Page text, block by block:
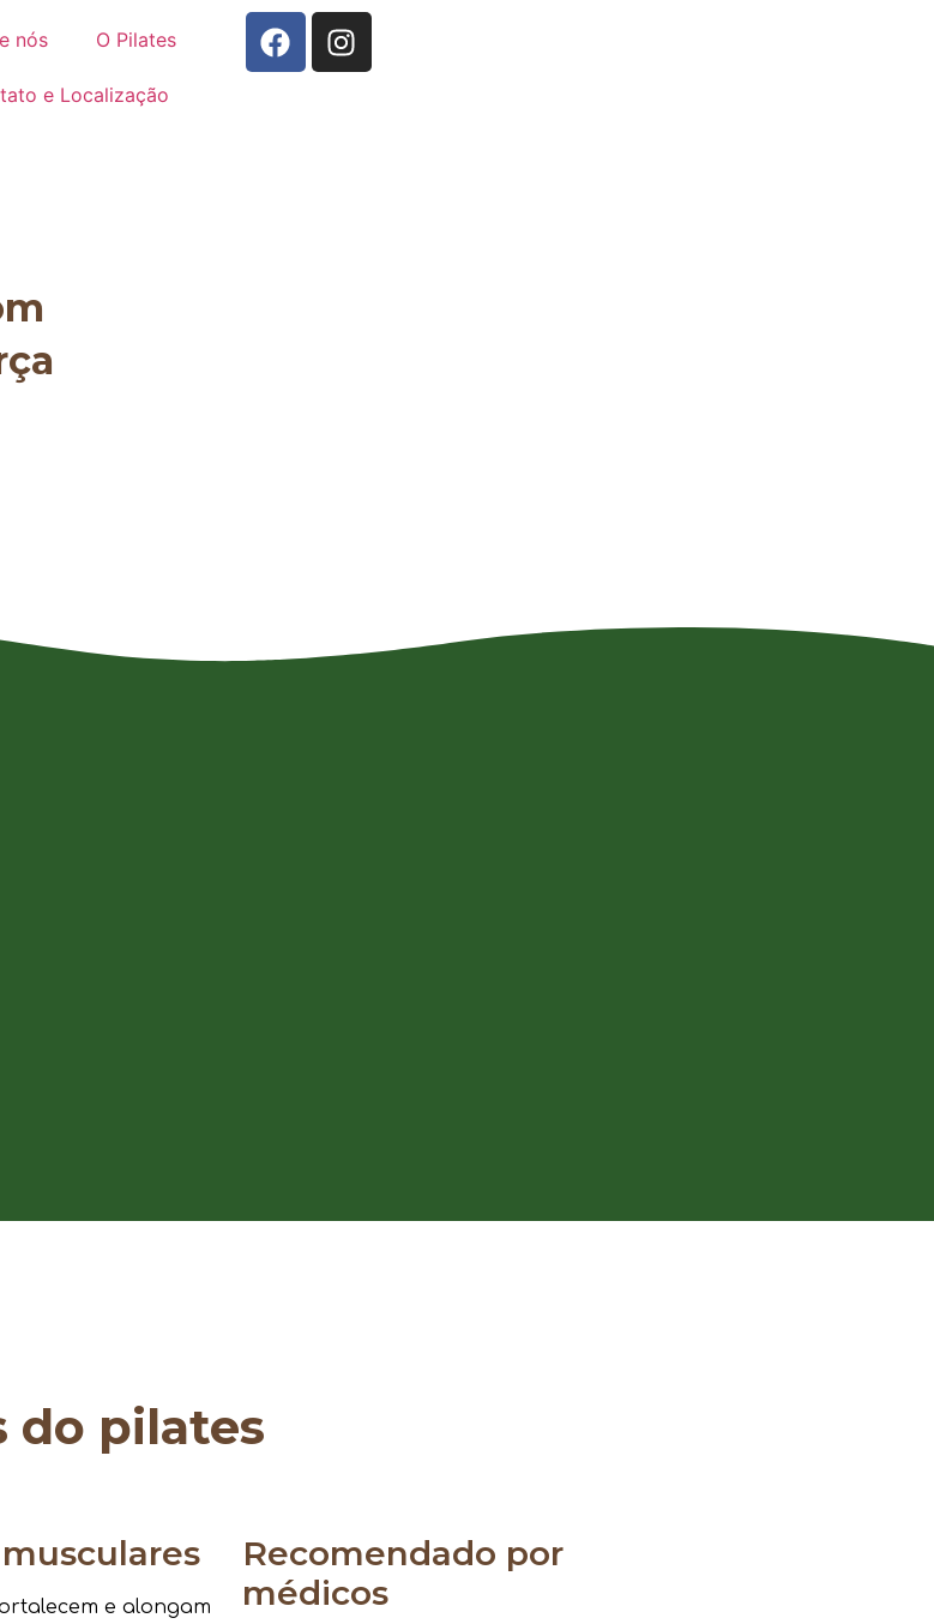
nós O Pilates
e Localização
do pilates
e alongam
Recomendado por
médicos